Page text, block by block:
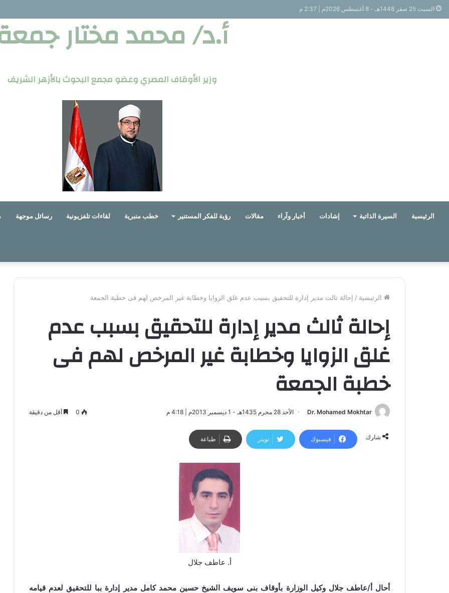
السبت 25 صفر 1448هـ - 8 أغسطس 2026م | 2:37 م
أ.د/ محمد مختار
وزير الأوقاف المصري وعضو مجمع البحوث بالأزهر الشريف
الرئيسية السيرة الذاتية إشادات أخبار وآراء مقالات رؤية للفكر المستنير خطب منبرية لقاءات تلفزيونية رسائل موجهة
الرئيسية / إحالة ثالث مدير إدارة للتحقيق بسبب عدم غلق الزوايا وخطابة غير المرخص لهم فى خطبة الجمعة
إحالة ثالث مدير إدارة للتحقيق بسبب عدم
غلق الزوايا وخطابة غير المرخص لهم فى
خطبة الجمعة
Dr. Mohamed Mokhtar الأحد 28 محرم 1435هـ - 1 ديسمبر 2013م | 4:18 م 0 أقل من دقيقة
شارك فيسبوك تويتر طباعة
أ. عاطف جلال
أحال أ/عاطف جلال وكيل الوزارة بأوقاف بنى سويف الشيخ حسين محمد كامل مدير إدارة ببا للتحقيق لعدم قيامه